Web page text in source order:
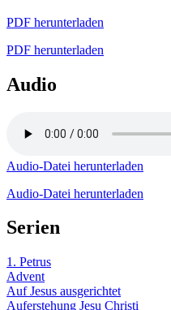
PDF herunterladen
PDF herunterladen
Audio
Audio-Datei herunterladen
Audio-Datei herunterladen
Serien
1. Petrus
Advent
Auf Jesus ausgerichtet
Auferstehung Jesu Christi